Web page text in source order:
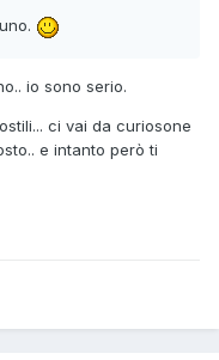
io sono serio.
ci vai da curiosone
e intanto però ti